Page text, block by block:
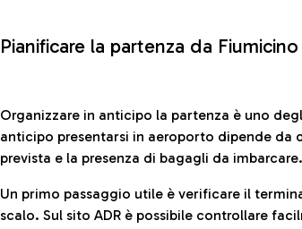
Pianificare la partenza da Fiumicino
Organizzare in anticipo la partenza è uno
anticipo presentarsi in aeroporto dipende da
prevista e la presenza di bagagli da imbarcare.
Un primo passaggio utile è verificare il
scalo. Sul sito ADR è possibile controllare